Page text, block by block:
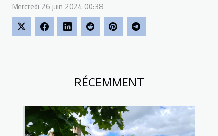
Mercredi 26 juin 2024 00:38
RÉCEMMENT